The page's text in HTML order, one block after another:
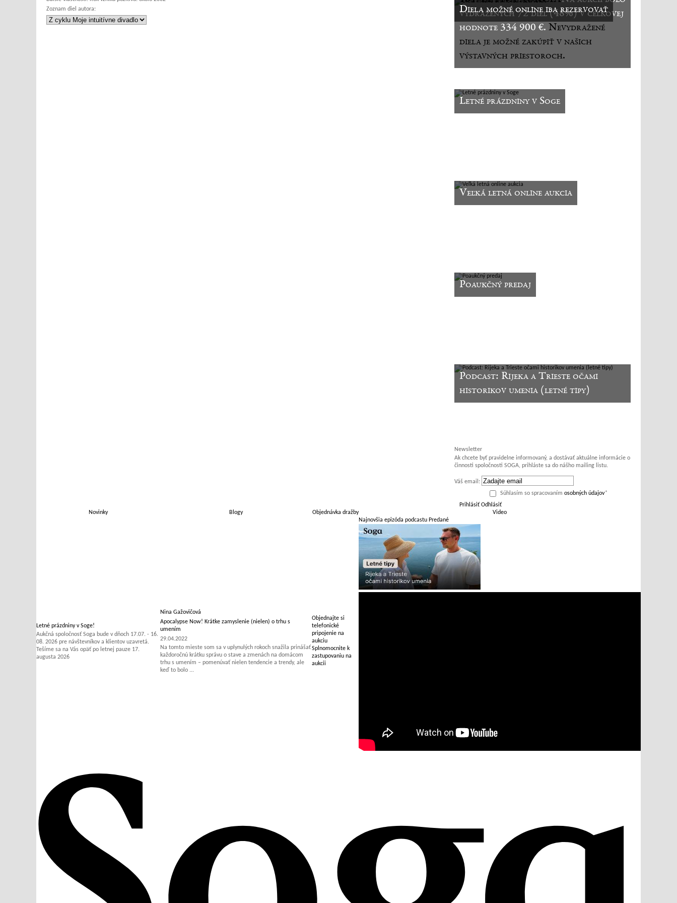
Zoznam diel autora:
vydražených 72 diel (48%) v celkovej
hodnote 334 900 €.Nevydražené
diela je možné zakúpiť v našich
výstavných priestoroch.
Diela možné online iba rezervovať
Letné prázdniny v Soge
Veľká letná online aukcia
Poaukčný predaj
Podcast: Rijeka a Trieste očami
historikov umenia (letné tipy)
Newsletter
Ak chcete byť pravidelne informovaný, a dostávať aktuálne informácie o
činnosti spoločnosti SOGA, prihláste sa do nášho mailing listu.
Váš email:
Súhlasím so spracovaním osobných údajov*
Prihlásiť Odhlásiť
Novinky
Blogy Objednávka dražby Video
Letné prázdniny v Soge!
Aukčná spoločnosť Soga bude v dňoch 17.07. - 16.
08. 2026 pre návštevníkov a klientov uzavretá.
Tešíme sa na Vás opäť po letnej pauze 17.
augusta 2026
Nina Gažovičová
Apocalypse Now! Krátke zamyslenie (nielen) o trhu s
umením
29.04.2022
Na tomto mieste som sa v uplynulých rokoch snažila prinášať
každoročnú krátku správu o stave a zmenách na domácom
trhu s umením – pomenúvať nielen tendencie a trendy, ale
keď to bolo ...
Objednajte si
telefonické
pripojenie na
aukciu
Splnomocnite k
zastupovaniu na
aukcii
Najnovšia epizóda podcastu Predané